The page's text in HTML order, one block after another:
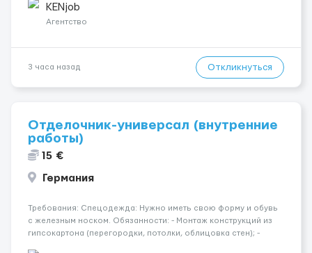
одного до трех месяцев. Мед. страховка. Высокая зарплат...
KENjob
Агентство
3 часа назад Откликнуться
Отделочник-универсал (внутренние
работы)
15 €
Германия
Требования: Спецодежда: Нужно иметь свою форму и обувь
с железным носком. Обязанности: - Монтаж конструкций из
гипсокартона (перегородки, потолки, облицовка стен); -